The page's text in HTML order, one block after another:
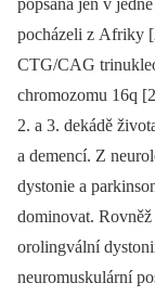
pocházeli z Afriky
CTG/CAG
chromozomu 16q
2. a 3. dekádě
a demencí. Z
dystonie a
dominovat.
orolingvální
neuromuskulární